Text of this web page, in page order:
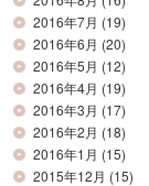
2016年7月 (19)
2016年6月 (20)
2016年5月 (12)
2016年4月 (19)
2016年3月 (17)
2016年2月 (18)
2016年1月 (15)
2015年12月 (15)